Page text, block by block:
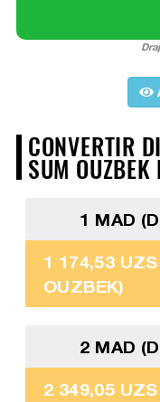
CONVERTIR
SUM
1 MAD
1 174,53
OUZBEK)
2 MAD
2 349,05